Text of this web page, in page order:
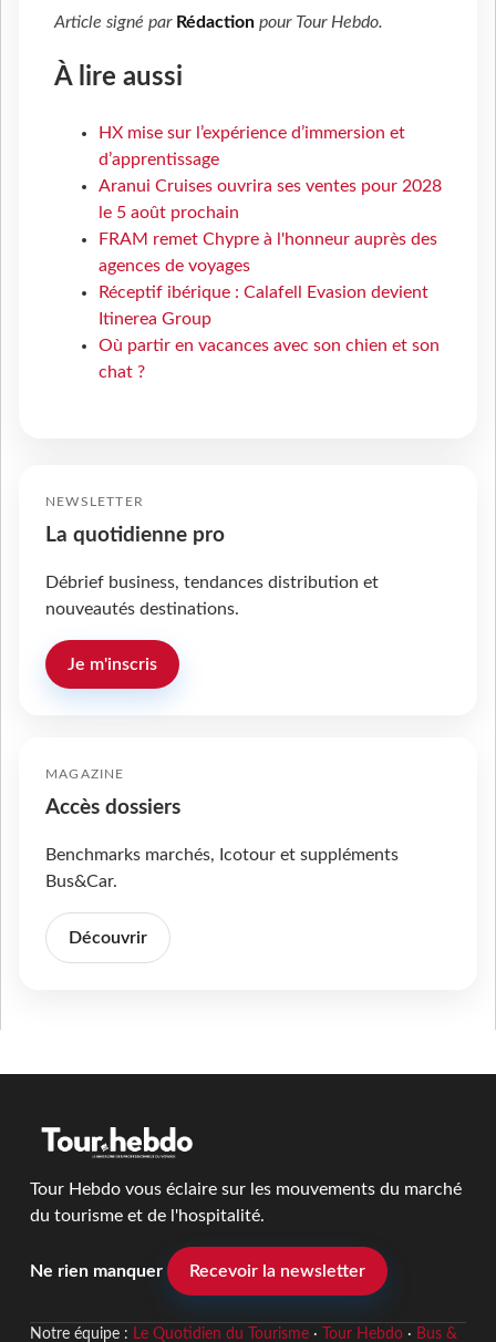
Article signé par Rédaction pour Tour Hebdo.
À lire aussi
HX mise sur l’expérience d’immersion et
d’apprentissage
Aranui Cruises ouvrira ses ventes pour 2028
le 5 août prochain
FRAM remet Chypre à l'honneur auprès des
agences de voyages
Réceptif ibérique : Calafell Evasion devient
Itinerea Group
Où partir en vacances avec son chien et son
chat ?
NEWSLETTER
La quotidienne pro
Débrief business, tendances distribution et
nouveautés destinations.
Je m'inscris
MAGAZINE
Accès dossiers
Benchmarks marchés, Icotour et suppléments
Bus&Car.
Découvrir
Tour Hebdo vous éclaire sur les mouvements du marché
du tourisme et de l'hospitalité.
Ne rien manquer Recevoir la newsletter
Notre équipe : Le Quotidien du Tourisme· Tour Hebdo· Bus &